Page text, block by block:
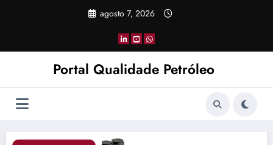
agosto 7, 2026
Portal Qualidade Petróleo